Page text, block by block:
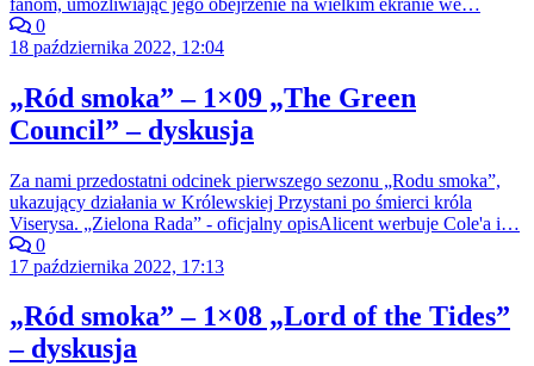
0
18 października 2022, 12:04
„Ród smoka” – 1×09 „The Green
Council” – dyskusja
Za nami przedostatni odcinek pierwszego sezonu „Rodu smoka”,
ukazujący działania w Królewskiej Przystani po śmierci króla
Viserysa. „Zielona Rada” - oficjalny opisAlicent werbuje Cole'a i…
0
17 października 2022, 17:13
„Ród smoka” – 1×08 „Lord of the Tides”
– dyskusja